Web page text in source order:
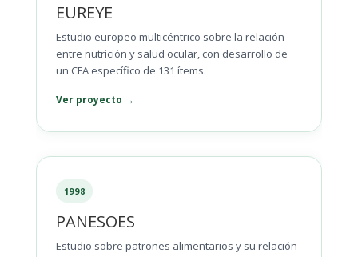
EUREYE
Estudio europeo multicéntrico sobre la relación
entre nutrición y salud ocular, con desarrollo de
un CFA específico de 131 ítems.
Ver proyecto →
1998
PANESOES
Estudio sobre patrones alimentarios y su relación